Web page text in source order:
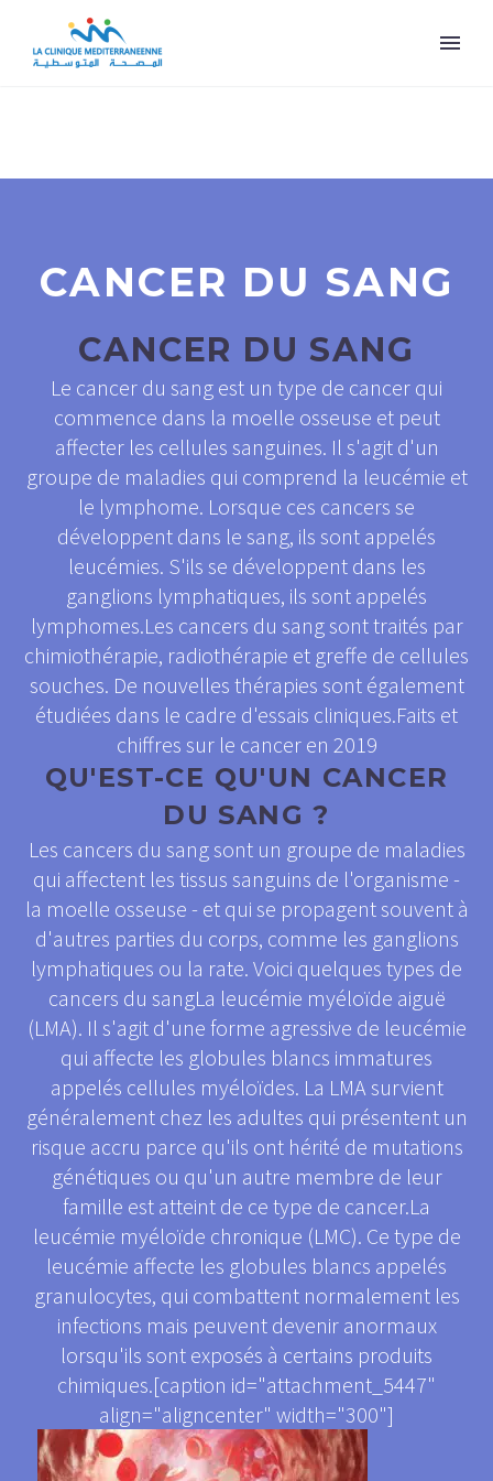
CANCER DU SANG
CANCER DU SANG
Le cancer du sang est un type de cancer qui
commence dans la moelle osseuse et peut
affecter les cellules sanguines. Il s'agit d'un
groupe de maladies qui comprend la leucémie et
le lymphome. Lorsque ces cancers se
développent dans le sang, ils sont appelés
leucémies. S'ils se développent dans les
ganglions lymphatiques, ils sont appelés
lymphomes.Les cancers du sang sont traités par
chimiothérapie, radiothérapie et greffe de cellules
souches. De nouvelles thérapies sont également
étudiées dans le cadre d'essais cliniques.Faits et
chiffres sur le cancer en 2019
QU'EST-CE QU'UN CANCER
DU SANG ?
Les cancers du sang sont un groupe de maladies
qui affectent les tissus sanguins de l'organisme -
la moelle osseuse - et qui se propagent souvent à
d'autres parties du corps, comme les ganglions
lymphatiques ou la rate. Voici quelques types de
cancers du sangLa leucémie myéloïde aiguë
(LMA). Il s'agit d'une forme agressive de leucémie
qui affecte les globules blancs immatures
appelés cellules myéloïdes. La LMA survient
généralement chez les adultes qui présentent un
risque accru parce qu'ils ont hérité de mutations
génétiques ou qu'un autre membre de leur
famille est atteint de ce type de cancer.La
leucémie myéloïde chronique (LMC). Ce type de
leucémie affecte les globules blancs appelés
granulocytes, qui combattent normalement les
infections mais peuvent devenir anormaux
lorsqu'ils sont exposés à certains produits
chimiques.[caption id="attachment_5447"
align="aligncenter" width="300"]